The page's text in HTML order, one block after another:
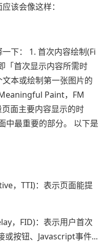
该会像这样：
下： 1. 首次内容绘制(Fi
「首次显示内容所需时
本或绘制第一张图片的
Paint，FM
面主要内容显示的时
中最重要的部分。 以下是
，TTI)：表示页面能提
，FID)：表示用户首次
或按钮、Javascript事件...